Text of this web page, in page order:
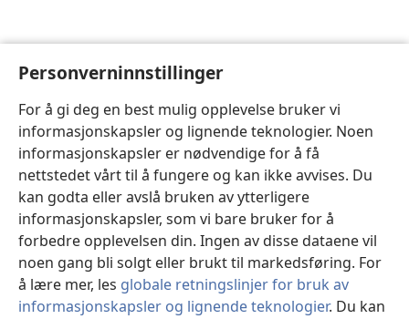
Personverninnstillinger
For å gi deg en best mulig opplevelse bruker vi
informasjonskapsler og lignende teknologier. Noen
informasjonskapsler er nødvendige for å få
nettstedet vårt til å fungere og kan ikke avvises. Du
kan godta eller avslå bruken av ytterligere
informasjonskapsler, som vi bare bruker for å
forbedre opplevelsen din. Ingen av disse dataene vil
noen gang bli solgt eller brukt til markedsføring. For
å lære mer, les globale retningslinjer for bruk av
informasjonskapsler og lignende teknologier. Du kan